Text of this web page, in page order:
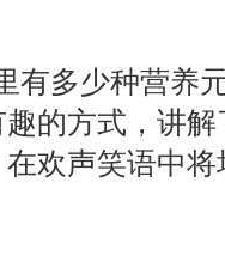
有多少种营养
的方式，讲
欢声笑语中